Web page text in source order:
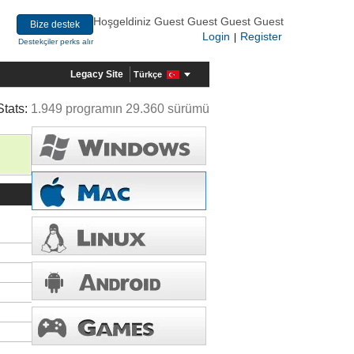
Bize destek
Destekçiler perks alır
Hoşgeldiniz Guest Guest Guest Guest
Login
Register
Legacy Site Türkçe
1.949 programın 29.360 sürümü